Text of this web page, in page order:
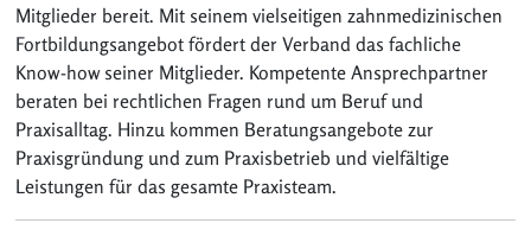
Mitglieder bereit. Mit seinem vielseitigen zahnmedizinischen
Fortbildungsangebot fördert der Verband das fachliche
Know-how seiner Mitglieder. Kompetente Ansprechpartner
beraten bei rechtlichen Fragen rund um Beruf und
Praxisalltag. Hinzu kommen Beratungsangebote zur
Praxisgründung und zum Praxisbetrieb und vielfältige
Leistungen für das gesamte Praxisteam.